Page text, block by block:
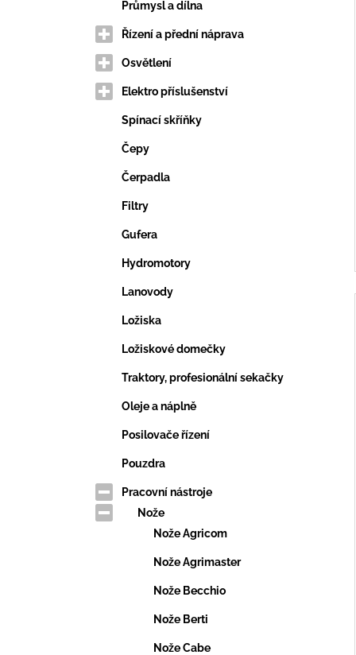
Průmysl a dílna
Řízení a přední náprava
Osvětlení
Elektro příslušenství
Spínací skříňky
Čepy
Čerpadla
Filtry
Gufera
Hydromotory
Lanovody
Ložiska
Ložiskové domečky
Traktory, profesionální sekačky
Oleje a náplně
Posilovače řízení
Pouzdra
Pracovní nástroje
Nože
Nože Agricom
Nože Agrimaster
Nože Becchio
Nože Berti
Nože Cabe
VERTIKUTAČNÍ NŮŽ
203,69 Kč